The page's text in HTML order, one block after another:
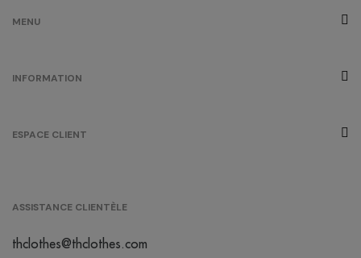
MENU
INFORMATION
ESPACE CLIENT
ASSISTANCE CLIENTÈLE
thclothes@thclothes.com